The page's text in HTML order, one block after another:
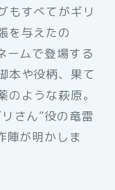
もすべてがギリ
を与えたの
ームで登場する
本や役柄、果て
ような萩原。
さん”役の竜雷
陣が明かしま